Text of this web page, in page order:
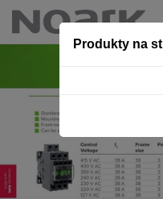
Produkty na